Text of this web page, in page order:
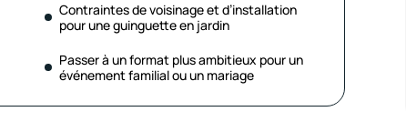
Contraintes de voisinage et d’installation
pour une guinguette en jardin
Passer à un format plus ambitieux pour un
événement familial ou un mariage